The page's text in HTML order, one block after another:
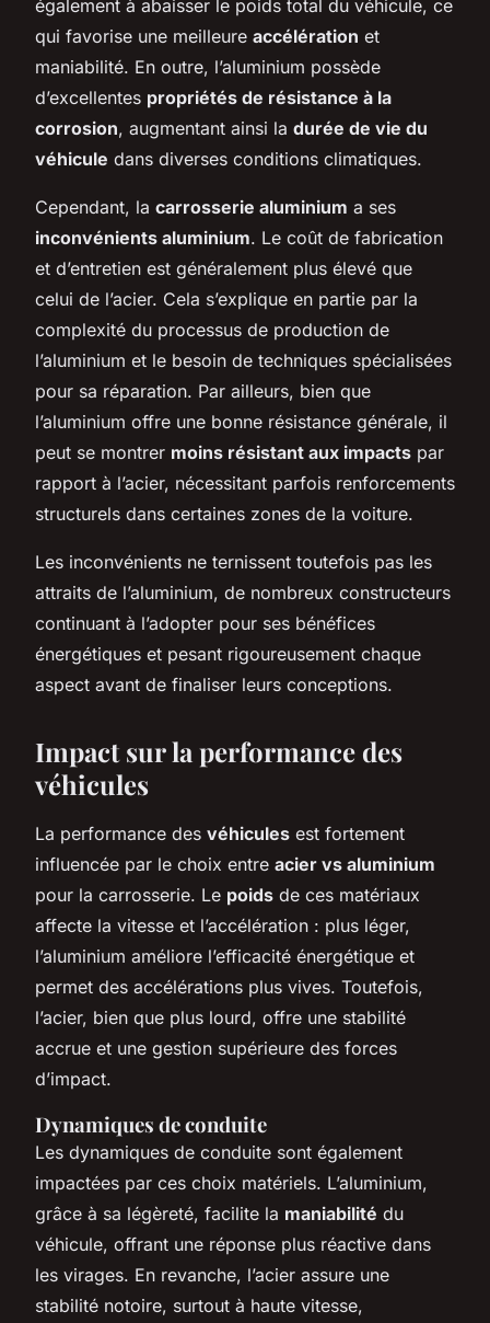
également à abaisser le poids total du véhicule, ce
qui favorise une meilleure accélération et
maniabilité. En outre, l’aluminium possède
d’excellentes propriétés de résistance à la
corrosion, augmentant ainsi la durée de vie du
véhicule dans diverses conditions climatiques.
Cependant, la carrosserie aluminium a ses
inconvénients aluminium. Le coût de fabrication
et d’entretien est généralement plus élevé que
celui de l’acier. Cela s’explique en partie par la
complexité du processus de production de
l’aluminium et le besoin de techniques spécialisées
pour sa réparation. Par ailleurs, bien que
l’aluminium offre une bonne résistance générale, il
peut se montrer moins résistant aux impacts par
rapport à l’acier, nécessitant parfois renforcements
structurels dans certaines zones de la voiture.
Les inconvénients ne ternissent toutefois pas les
attraits de l’aluminium, de nombreux constructeurs
continuant à l’adopter pour ses bénéfices
énergétiques et pesant rigoureusement chaque
aspect avant de finaliser leurs conceptions.
Impact sur la performance des
véhicules
La performance des véhicules est fortement
influencée par le choix entre acier vs aluminium
pour la carrosserie. Le poids de ces matériaux
affecte la vitesse et l’accélération : plus léger,
l’aluminium améliore l’efficacité énergétique et
permet des accélérations plus vives. Toutefois,
l’acier, bien que plus lourd, offre une stabilité
accrue et une gestion supérieure des forces
d’impact.
Dynamiques de conduite
Les dynamiques de conduite sont également
impactées par ces choix matériels. L’aluminium,
grâce à sa légèreté, facilite la maniabilité du
véhicule, offrant une réponse plus réactive dans
les virages. En revanche, l’acier assure une
stabilité notoire, surtout à haute vitesse,